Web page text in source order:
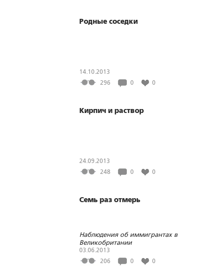
Родные соседки
14.10.2013
296
0 0
Кирпич и раствор
24.09.2013
248
0 0
Семь раз отмерь
Наблюдения об иммигрантах в
Великобритании
03.06.2013
206
0 0